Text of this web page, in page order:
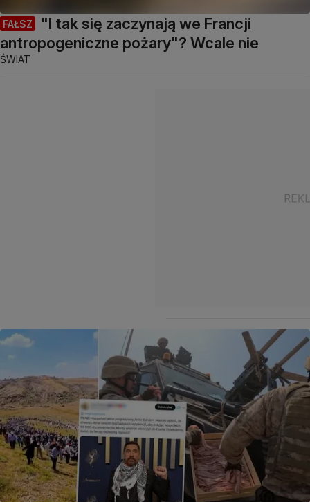
FAŁSZ
"I tak się zaczynają we Francji
antropogeniczne pożary"? Wcale nie
ŚWIAT